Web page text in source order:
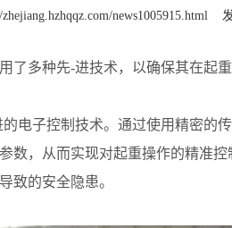
news1005915.html
了多种先-进技术，以确保其在起
子控制技术。通过使用精密的传
数，从而实现对起重操作的精准
致的安全隐患。